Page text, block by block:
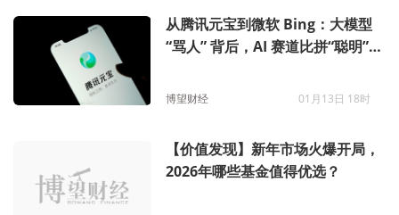
从腾讯元宝到微软 Bing：大模型
“骂人” 背后，AI 赛道比拼“聪明”之
博望财经 01月13日 18时
【价值发现】新年市场火爆开局，
2026年哪些基金值得优选？